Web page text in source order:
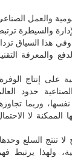
والعمل
والسيطرة
وفي هذا السياق
والمعرفة
على إنتاج
حدود
وربما
الممكنة لا
تنتج السلع
ولهذا يرتبط